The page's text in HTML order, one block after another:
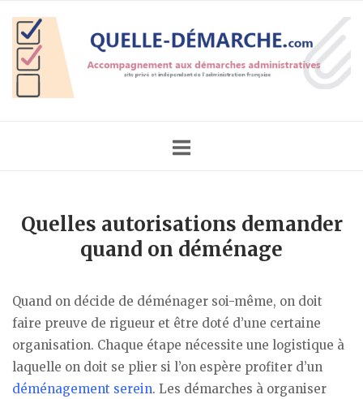
content
Home
Quelles autorisations demander
quand on déménage
Quand on décide de déménager soi-même, on doit
faire preuve de rigueur et être doté d’une certaine
organisation. Chaque étape nécessite une logistique à
laquelle on doit se plier si l’on espère profiter d’un
déménagement serein. Les démarches à organiser